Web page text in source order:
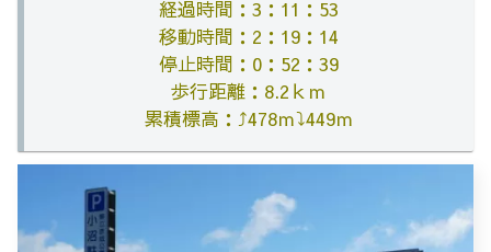
経過時間：3：11：53
移動時間：2：19：14
停止時間：0：52：39
歩行距離：8.2ｋｍ
累積標高：⤴478ｍ⤵449ｍ